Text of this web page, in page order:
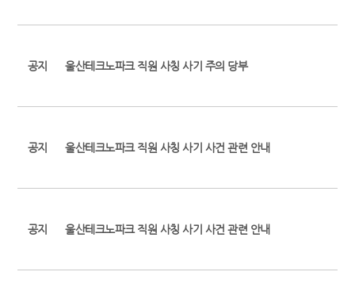
공지 울산테크노파크 직원 사칭 사기 주의 당부
공지 울산테크노파크 직원 사칭 사기 사건 관련 안내
공지 울산테크노파크 직원 사칭 사기 사건 관련 안내